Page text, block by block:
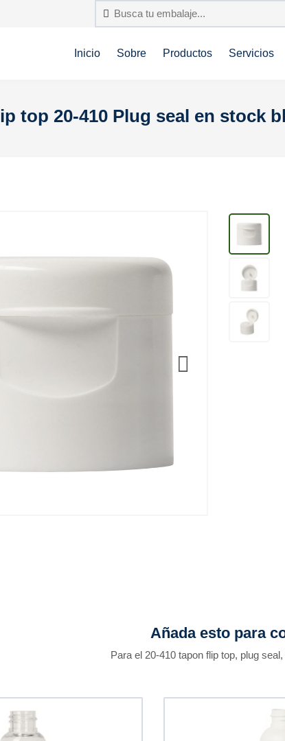
Inicio Sobre Productos Servicios
top 20-410 Plug seal en stock
Añada esto para
Para el 20-410 tapon flip top, plug